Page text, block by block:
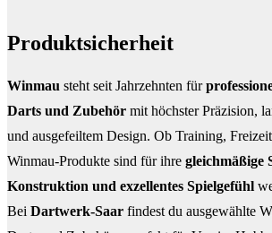
Produktsicherheit
Winmau steht seit Jahrzehnten für
Darts und Zubehör mit höchster Präzision,
und ausgefeiltem Design. Ob Training,
Winmau-Produkte sind für ihre gleichmäßige
Konstruktion und exzellentes Spielgefühl
Bei Dartwerk-Saar findest du ausgewählte